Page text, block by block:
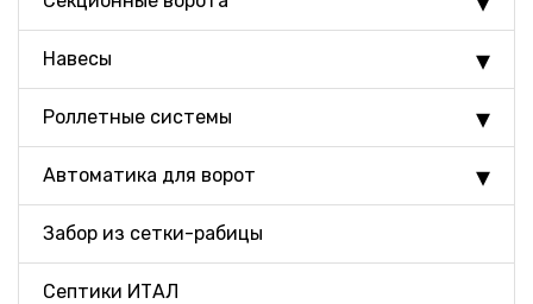
Навесы
Роллетные системы
Автоматика для ворот
Забор из сетки-рабицы
Септики ИТАЛ